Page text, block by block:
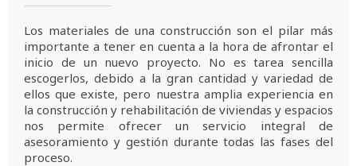
Los materiales de una construcción son el pilar más
importante a tener en cuenta a la hora de afrontar el
inicio de un nuevo proyecto. No es tarea sencilla
escogerlos, debido a la gran cantidad y variedad de
ellos que existe, pero nuestra amplia experiencia en
la construcción y rehabilitación de viviendas y espacios
nos permite ofrecer un servicio integral de
asesoramiento y gestión durante todas las fases del
proceso.